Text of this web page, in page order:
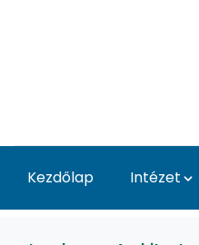
Kezdőlap Intézet